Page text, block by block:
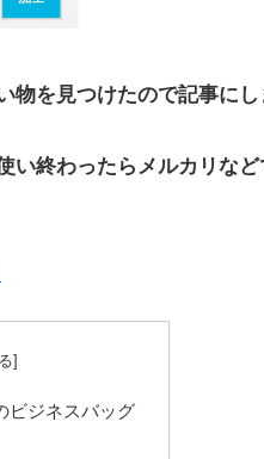
物を見つけたので記事にし
い終わったらメルカリなど
ビジネスバッグ